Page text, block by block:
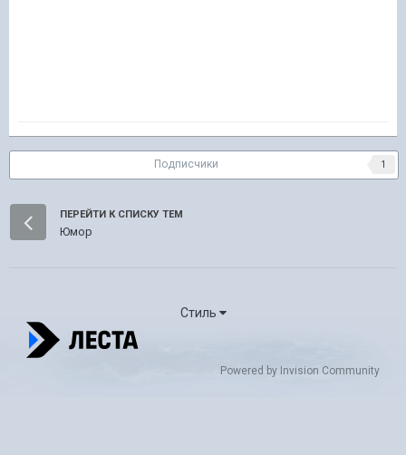
Подписчики 1
ПЕРЕЙТИ К СПИСКУ ТЕМ
Юмор
Стиль
Powered by Invision Community